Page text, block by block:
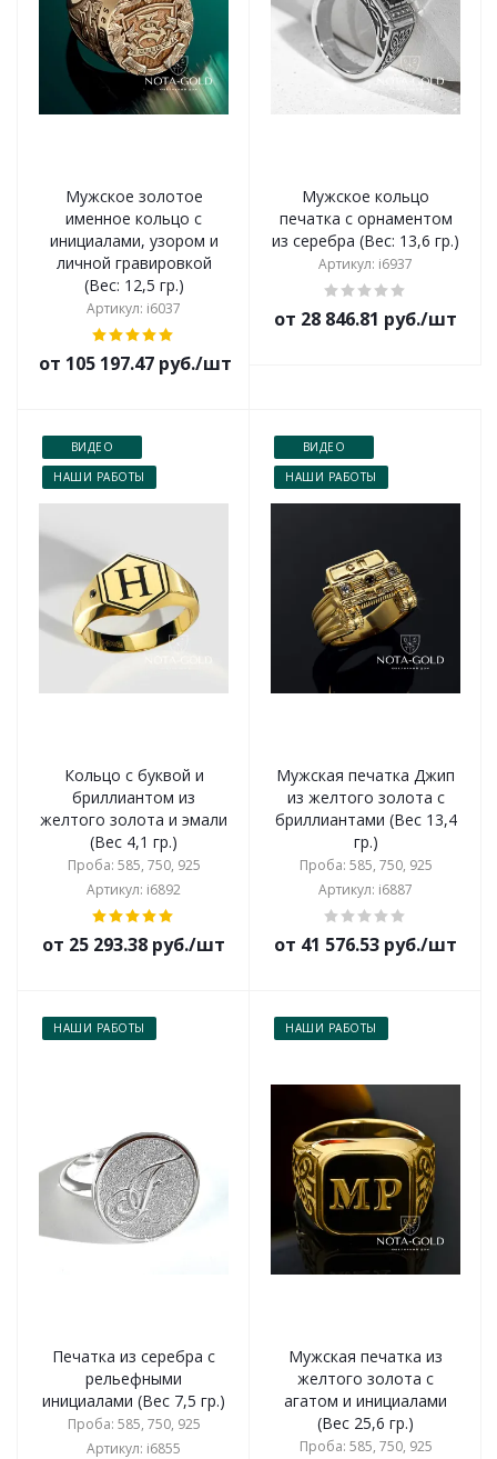
Мужское золотое
именное кольцо с
инициалами, узором и
личной гравировкой
(Вес: 12,5 гр.)
Артикул: i6037
от 105 197.47 руб./шт
Мужское кольцо
печатка с орнаментом
из серебра (Вес: 13,6 гр.)
Артикул: i6937
от 28 846.81 руб./шт
ВИДЕО
НАШИ РАБОТЫ
Кольцо с буквой и
бриллиантом из
желтого золота и эмали
(Вес 4,1 гр.)
Проба: 585, 750, 925
Артикул: i6892
от 25 293.38 руб./шт
ВИДЕО
НАШИ РАБОТЫ
Мужская печатка Джип
из желтого золота с
бриллиантами (Вес 13,4
гр.)
Проба: 585, 750, 925
Артикул: i6887
от 41 576.53 руб./шт
НАШИ РАБОТЫ
Печатка из серебра с
рельефными
инициалами (Вес 7,5 гр.)
Проба: 585, 750, 925
Артикул: i6855
НАШИ РАБОТЫ
Мужская печатка из
желтого золота с
агатом и инициалами
(Вес 25,6 гр.)
Проба: 585, 750, 925